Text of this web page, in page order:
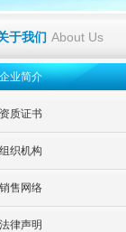
于我们 About Us
企业简介
资质证书
组织机构
销售网络
法律声明